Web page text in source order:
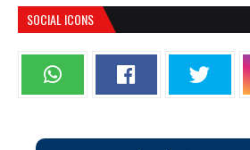
SOCIAL ICONS